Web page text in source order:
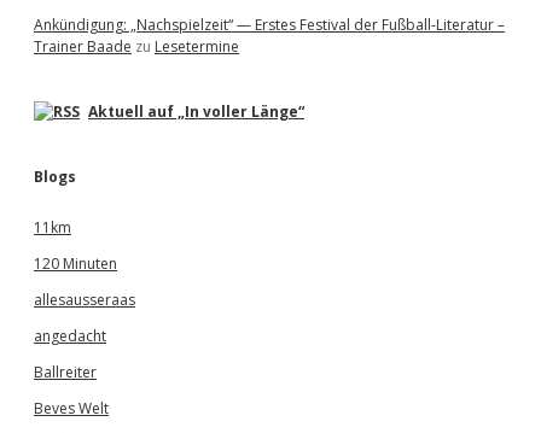
Ankündigung: „Nachspielzeit“ — Erstes Festival der Fußball-Literatur –
Trainer Baade zu Lesetermine
Aktuell auf „In voller Länge“
Blogs
11km
120 Minuten
allesausseraas
angedacht
Ballreiter
Beves Welt